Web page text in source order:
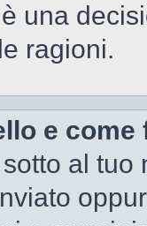
una
ragioni.
e
al